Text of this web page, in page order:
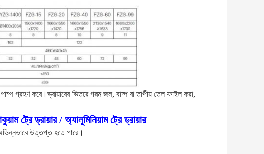
গ্রহণ করে।ড্রায়ারের ভিতরে গরম জল, বাষ্প বা তাপীয় তেল ফাইল করা,
ট্রে ড্রায়ার / অ্যালুমিনিয়াম ট্রে ড্রায়ার
উত্তপ্ত হতে পারে।